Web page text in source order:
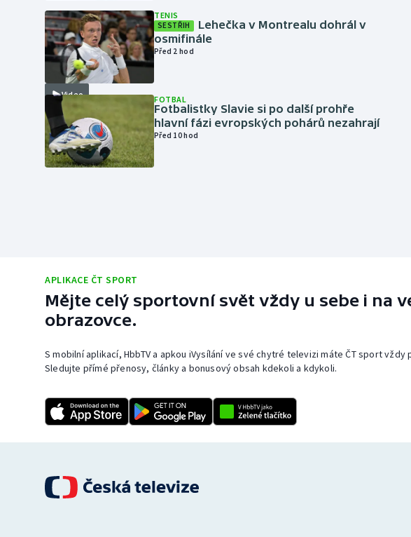
Video
TENIS
SESTŘIH
Lehečka v Montrealu dohrál v
osmifinále
Před 2 hod
FOTBAL
Fotbalistky Slavie si po další prohře
hlavní fázi evropských pohárů nezahrají
Před 10 hod
APLIKACE ČT SPORT
Mějte celý sportovní svět vždy u sebe i na
obrazovce.
S mobilní aplikací, HbbTV a apkou iVysílání ve své chytré televizi máte ČT sport vždy
Sledujte přímé přenosy, články a bonusový obsah kdekoli a kdykoli.